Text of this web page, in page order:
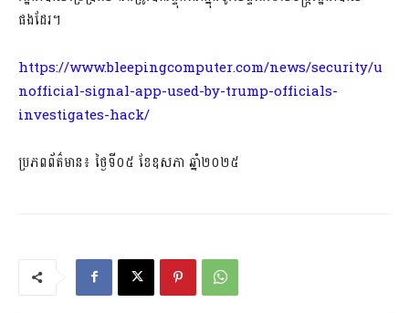
ផងដែរ។
https://www.bleepingcomputer.com/news/security/u
nofficial-signal-app-used-by-trump-officials-
investigates-hack/
ប្រភពព័ត៌មាន៖ ថ្ងៃទី០៥ ខែឧសភា ឆ្នាំ២០២៥